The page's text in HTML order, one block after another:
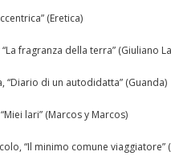
(Eretica)
fragranza della terra” (Giuliano
“Diario di un autodidatta” (Guanda)
lari” (Marcos y Marcos)
“Il minimo comune viaggiatore”